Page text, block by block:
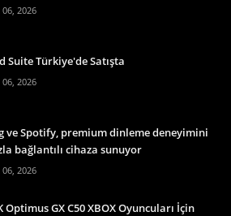
2026
Suite Türkiye'de Satışta
2026
ve Spotify, premium dinleme deneyimini
bağlantılı cihaza sunuyor
2026
Optimus GX C50 XBOX Oyuncuları İçin